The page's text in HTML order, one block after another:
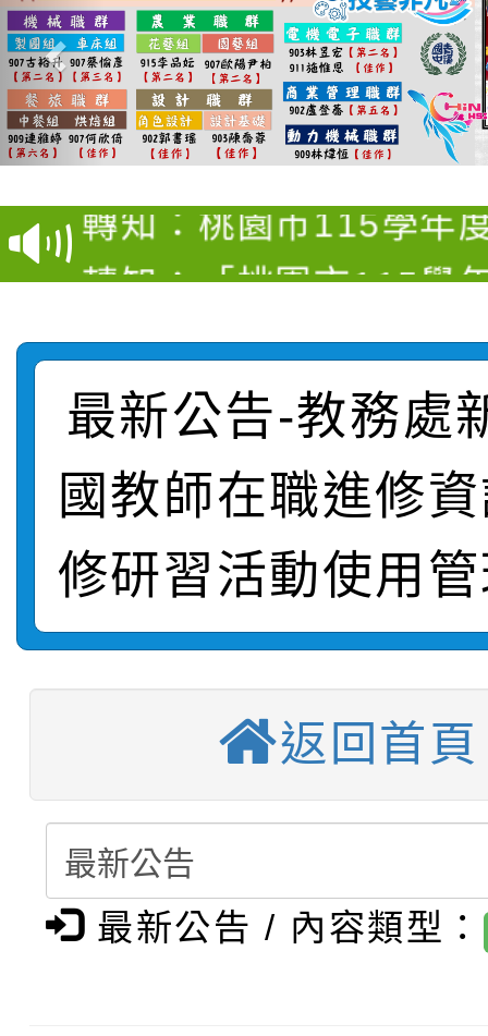
【甄選結果(第4招)】
學年度第1學期第9次代
結果(第4招)
【甄選結果(第12招)】
學年度第1學期第7次代
結果(第12招)
轉知：桃園市115學年
賽及師生本土語及新住
轉知：「桃園市115學
動辦法」
轉知臺中市政府政風處
城市手牽手，綠能透明
畫影片一案
轉知：「115學年度全
劇比賽實施要點」及修
表
轉知：桃園市115年度
敬師藝文競賽』實施計
【甄選結果(第11招)】
學年度第1學期第7次代
結果(第11招)
【甄選結果(第3招)】
學年度第1學期第9次代
結果(第3招)
【甄選結果(第4招)】
學年度第1學期第9次
結果(第4招)
【甄選結果(第12招)】
學年度第1學期第7次代
結果(第12招)
轉知：桃園市115學年
賽及師生本土語及新住
賽實施要點
轉知：「桃園市115學
比賽實施要點」
轉知：「115年金融知
最新公告-教務處
國教師在職進修
修研習活動使用
返回首頁
最新公告 / 內容類型：